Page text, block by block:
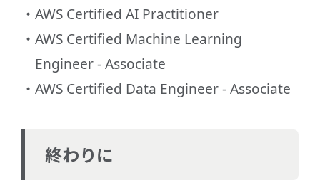
AWS Certified AI Practitioner
AWS Certified Machine Learning
Engineer - Associate
AWS Certified Data Engineer - Associate
終わりに